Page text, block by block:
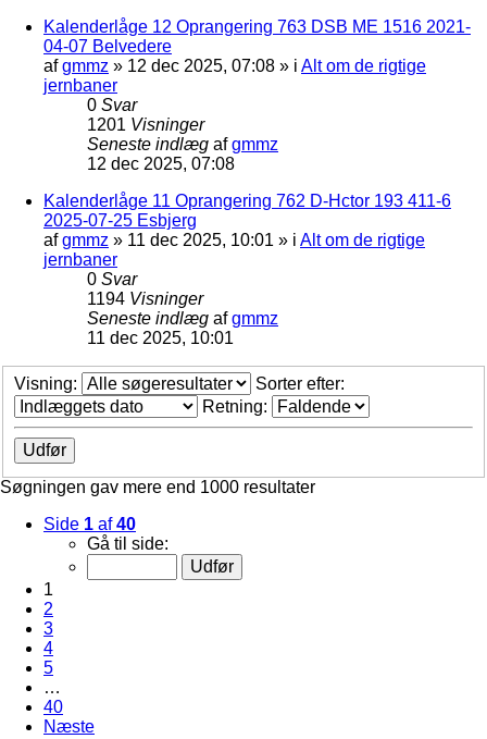
Kalenderlåge 12 Oprangering 763 DSB ME 1516 2021-
04-07 Belvedere
afgmmz » 12 dec 2025, 07:08 » i Alt om de rigtige
jernbaner
0 Svar
1201 Visninger
Seneste indlæg afgmmz
12 dec 2025, 07:08
Kalenderlåge 11 Oprangering 762 D-Hctor 193 411-6
2025-07-25 Esbjerg
afgmmz » 11 dec 2025, 10:01 » i Alt om de rigtige
jernbaner
0 Svar
1194 Visninger
Seneste indlæg afgmmz
11 dec 2025, 10:01
Visning:
Sorter efter:
Retning:
Søgningen gav mere end 1000 resultater
Side 1 af40
Gå til side:
1
2
3
4
5
…
40
Næste